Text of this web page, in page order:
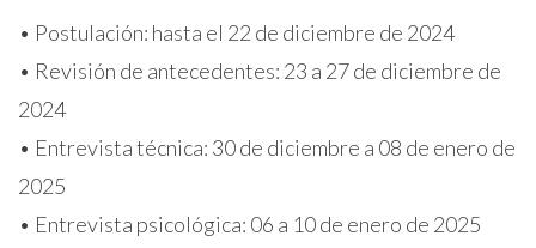
• Postulación: hasta el 22 de diciembre de 2024
• Revisión de antecedentes: 23 a 27 de diciembre de
2024
• Entrevista técnica: 30 de diciembre a 08 de enero de
2025
• Entrevista psicológica: 06 a 10 de enero de 2025